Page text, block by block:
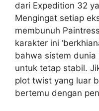
dari Expedition 32
Mengingat setiap
membunuh
karakter ini
bahwa sistem dunia
untuk tetap stabil.
plot twist yang luar
bertemu dengan